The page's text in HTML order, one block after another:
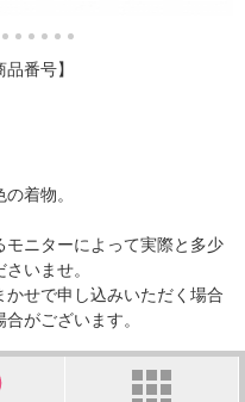
番号】
着物。
ニターによって実際と多少
いませ。
せで申し込みいただく場合
がございます。